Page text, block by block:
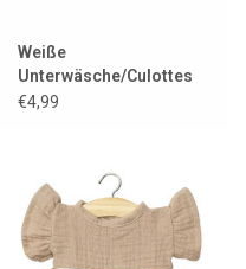
Weiße
Unterwäsche/Culottes
von Minikane für Gordi-
€4,99